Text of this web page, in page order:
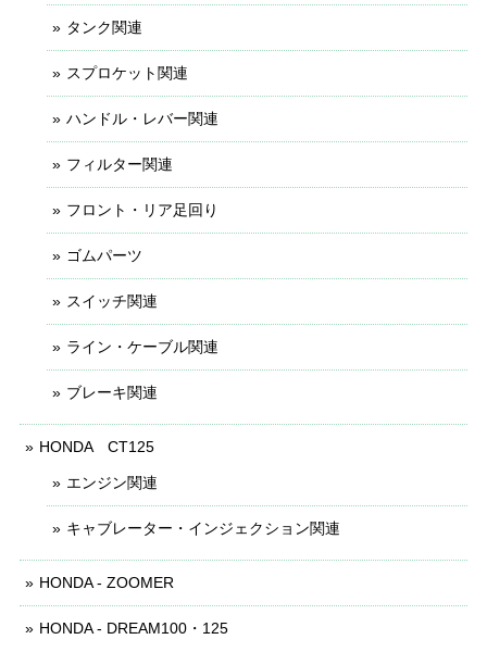
タンク関連
スプロケット関連
ハンドル・レバー関連
フィルター関連
フロント・リア足回り
ゴムパーツ
スイッチ関連
ライン・ケーブル関連
ブレーキ関連
HONDA CT125
エンジン関連
キャブレーター・インジェクション関連
HONDA - ZOOMER
HONDA - DREAM100・125